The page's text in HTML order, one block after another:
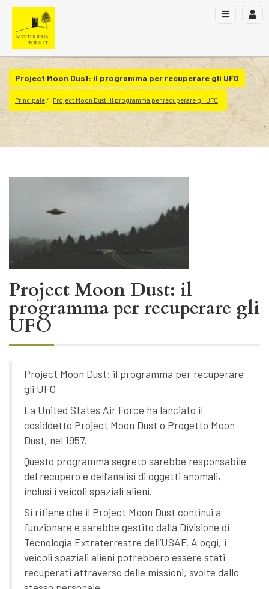
Project Moon Dust: il programma per recuperare gli UFO
Principale Project Moon Dust: il programma per recuperare gli UFO
Project Moon Dust: il
programma per recuperare gli
UFO
Project Moon Dust: il programma per recuperare
gli UFO
La United States Air Force ha lanciato il
cosiddetto Project Moon Dust o Progetto Moon
Dust, nel 1957.
Questo programma segreto sarebbe responsabile
del recupero e dell’analisi di oggetti anomali,
inclusi i veicoli spaziali alieni.
Si ritiene che il Project Moon Dust continui a
funzionare e sarebbe gestito dalla Divisione di
Tecnologia Extraterrestre dell’USAF. A oggi, i
veicoli spaziali alieni potrebbero essere stati
recuperati attraverso delle missioni, svolte dallo